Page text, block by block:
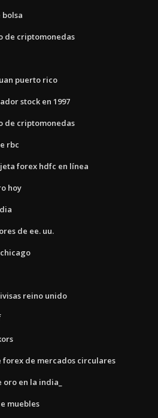
de criptomonedas
puerto rico
stock en 1997
de criptomonedas
rbc
forex hdfc en línea
hoy
de ee. uu.
reino unido
forex de mercados circulares
en la india_
muebles